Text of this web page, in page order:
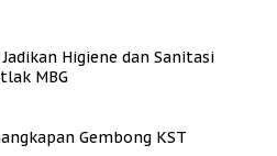
Higiene dan Sanitasi
MBG
Gembong KST